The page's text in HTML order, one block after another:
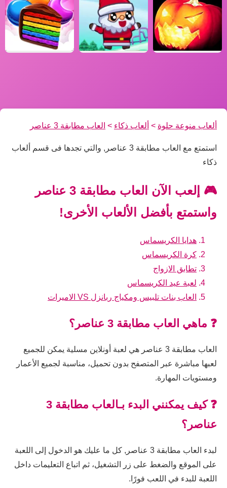
ألعاب منوعة حلوة > ألعاب ذكاء > العاب مطابقة 3 عناصر
استمتع مع العاب مطابقة 3 عناصر, والتي تجدها فى قسم ألعاب
ذكاء
🎮 إلعب الآن العاب مطابقة 3 عناصر
واستمتع بأفضل الألعاب الأخرى!
هدايا الكريسماس
كرة الكريسماس
تطابق الازواج
لعبة عيد الكريسماس
العاب بنات تلبيس ومكياج ربانزل VS الاميرات
❓ ماهي العاب مطابقة 3 عناصر؟
العاب مطابقة 3 عناصر هي لعبة أونلاين مسلية يمكن للجميع
لعبها مباشرة عبر المتصفح بدون تحميل، مناسبة لجميع الأعمار
ومستويات المهارة.
❓ كيف يمكنني البدء بـالعاب مطابقة 3
عناصر؟
لبدء العاب مطابقة 3 عناصر, كل ما عليك هو الدخول إلى اللعبة
على الموقع والضغط على زر التشغيل، ثم اتباع التعليمات داخل
اللعبة للبدء في اللعب فورًا.